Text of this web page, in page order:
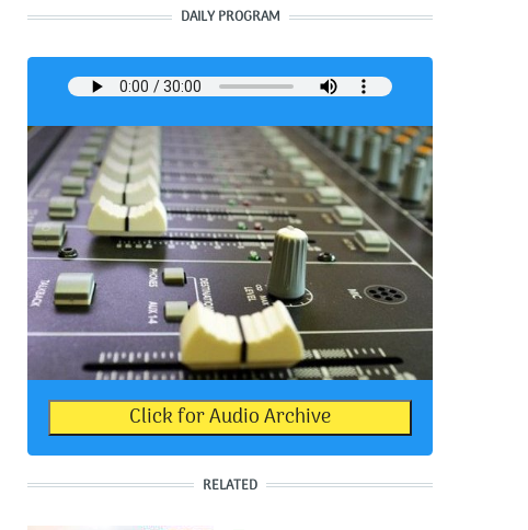
DAILY PROGRAM
Click for Audio Archive
RELATED